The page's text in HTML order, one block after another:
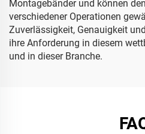
Montagebänder und können
verschiedener Operationen
Zuverlässigkeit, Genauigkeit
ihre Anforderung in diesem
und in dieser Branche.